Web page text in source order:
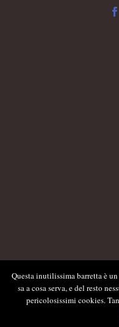
Questa inutilissima barretta è
sa a cosa serva, e del resto
pericolosissimi cookies.